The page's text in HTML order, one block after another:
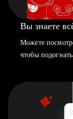
Вы знаете
Можете
чтобы